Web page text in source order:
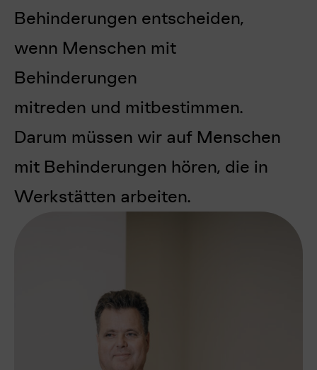
Behinderungen entscheiden,
wenn Menschen mit
Behinderungen
mitreden und mitbestimmen.
Darum müssen wir auf Menschen
mit Behinderungen hören, die in
Werkstätten arbeiten.